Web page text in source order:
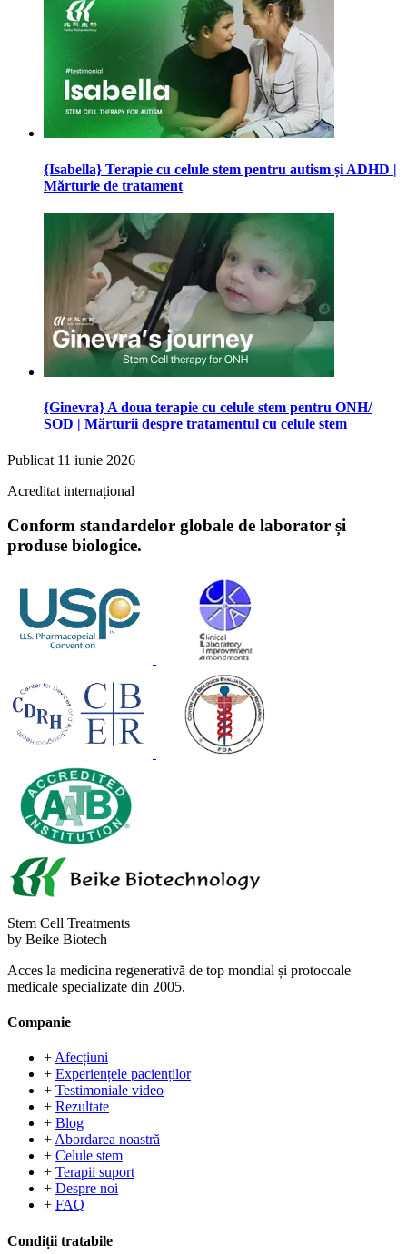
{Isabella} Terapie cu celule stem pentru autism și ADHD |
Mărturie de tratament
{Ginevra} A doua terapie cu celule stem pentru ONH/
SOD | Mărturii despre tratamentul cu celule stem
Publicat 11 iunie 2026
Acreditat internațional
Conform standardelor globale de laborator și
produse biologice.
Stem Cell Treatments
by Beike Biotech
Acces la medicina regenerativă de top mondial și protocoale
medicale specializate din 2005.
Companie
+Afecțiuni
+ Experiențele pacienților
+ Testimoniale video
+ Rezultate
+ Blog
+Abordarea noastră
+ Celule stem
+ Terapii suport
+ Despre noi
+ FAQ
Condiții tratabile